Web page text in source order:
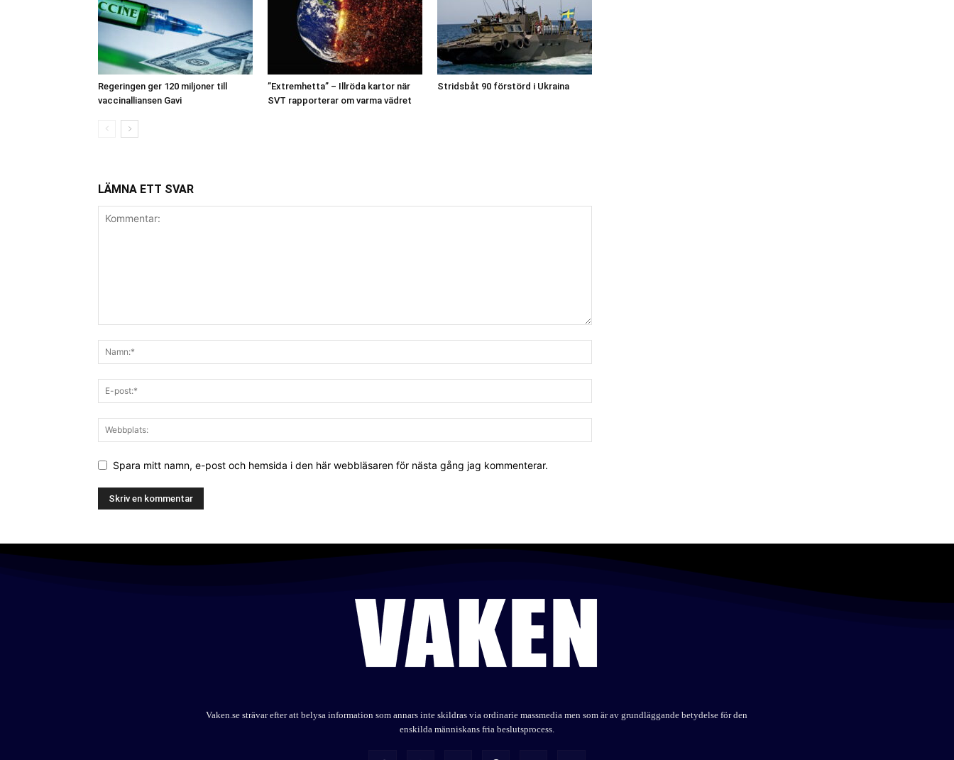
Regeringen ger 120 miljoner till
vaccinalliansen Gavi
”Extremhetta” – Illröda kartor när
SVT rapporterar om varma vädret
Stridsbåt 90 förstörd i Ukraina
LÄMNA ETT SVAR
Spara mitt namn, e-post och hemsida i den här webbläsaren för nästa gång jag kommenterar.
Vaken.se strävar efter att belysa information som annars inte skildras via ordinarie massmedia men som är av grundläggande betydelse för den
enskilda människans fria beslutsprocess.